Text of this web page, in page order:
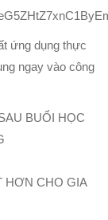
ứng dụng thực
ngay vào công
BUỔI HỌC
HƠN CHO GIA